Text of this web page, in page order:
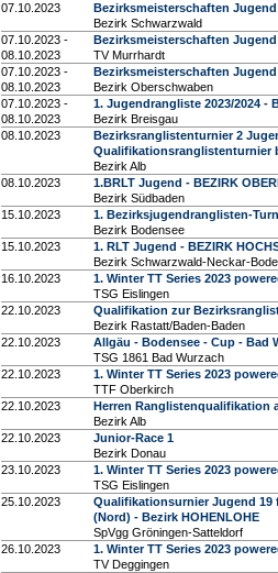
07.10.2023
Bezirksmeisterschaften Jugend
Bezirk Schwarzwald
07.10.2023 -
08.10.2023
Bezirksmeisterschaften
TV Murrhardt
07.10.2023 -
08.10.2023
Bezirksmeisterschaften
Bezirk Oberschwaben
07.10.2023 -
08.10.2023
1. Jugendrangliste 2023/2024 -
Bezirk Breisgau
08.10.2023
Bezirksranglistenturnier 2
Qualifikationsranglistenturnier
Bezirk Alb
08.10.2023
1.BRLT Jugend - BEZIRK
Bezirk Südbaden
15.10.2023
1. Bezirksjugendranglisten-
Bezirk Bodensee
15.10.2023
1. RLT Jugend - BEZIRK
Bezirk Schwarzwald-Neckar-
16.10.2023
1. Winter TT Series 2023
TSG Eislingen
22.10.2023
Qualifikation zur
Bezirk Rastatt/Baden-Baden
22.10.2023
Allgäu - Bodensee - Cup - Bad
TSG 1861 Bad Wurzach
22.10.2023
1. Winter TT Series 2023
TTF Oberkirch
22.10.2023
Herren Ranglistenqualifikation
Bezirk Alb
22.10.2023
Junior-Race 1
Bezirk Donau
23.10.2023
1. Winter TT Series 2023
TSG Eislingen
25.10.2023
Qualifikationsurnier Jugend
(Nord) - Bezirk HOHENLOHE
SpVgg Gröningen-Satteldorf
26.10.2023
1. Winter TT Series 2023
TV Deggingen